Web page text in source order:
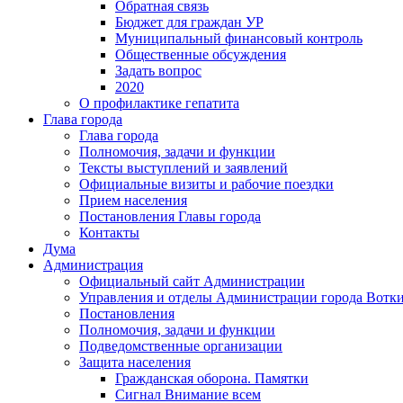
Обратная связь
Бюджет для граждан УР
Муниципальный финансовый контроль
Общественные обсуждения
Задать вопрос
2020
О профилактике гепатита
Глава города
Глава города
Полномочия, задачи и функции
Тексты выступлений и заявлений
Официальные визиты и рабочие поездки
Прием населения
Постановления Главы города
Контакты
Дума
Администрация
Официальный сайт Администрации
Управления и отделы Администрации города
Постановления
Полномочия, задачи и функции
Подведомственные организации
Защита населения
Гражданская оборона. Памятки
Сигнал Внимание всем